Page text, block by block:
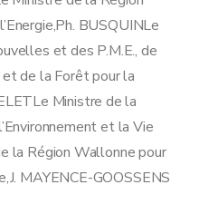
BUSQUINLe
et des P.M.E., de
de la Forêt pour la
Ministre de la
et la Vie
la Région Wallonne pour
MAYENCE-GOOSSENS